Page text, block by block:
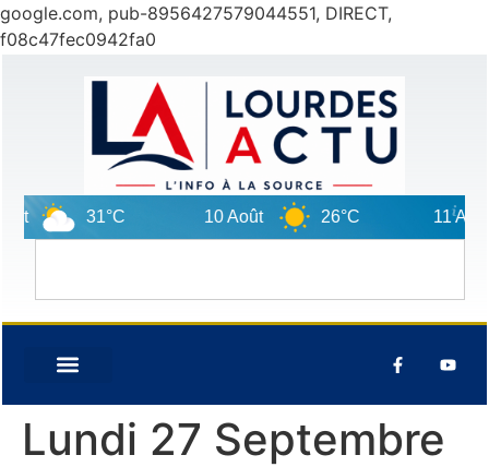
google.com, pub-8956427579044551, DIRECT,
f08c47fec0942fa0
31°C 10 Août 26°C 11 Août
Lundi 27 Septembre